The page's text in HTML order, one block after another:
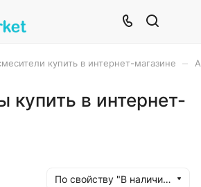
купить в интернет-магазине
купить в интернет-
По свойству "В наличии" (убывание)